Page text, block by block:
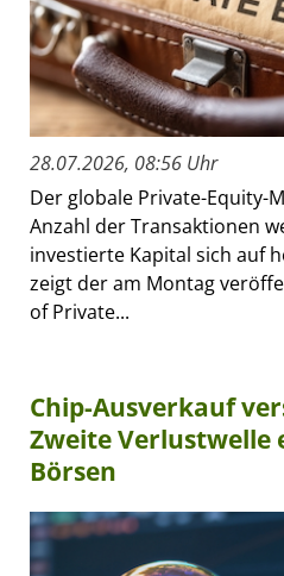
28.07.2026, 08:56 Uhr
Der globale Private-Equity-
Anzahl der Transaktionen
investierte Kapital sich auf
zeigt der am Montag
of Private...
Chip-Ausverkauf
Zweite Verlustwelle
Börsen